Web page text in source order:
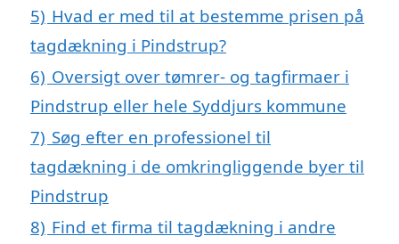
5) Hvad er med til at bestemme prisen på
tagdækning i Pindstrup?
6) Oversigt over tømrer- og tagfirmaer i
Pindstrup eller hele Syddjurs kommune
7) Søg efter en professionel til
tagdækning i de omkringliggende byer til
Pindstrup
8) Find et firma til tagdækning i andre